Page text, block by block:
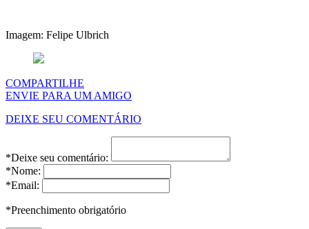
Imagem: Felipe Ulbrich
COMPARTILHE
ENVIE PARA UM AMIGO
DEIXE SEU COMENTÁRIO
*Deixe seu comentário:
*Nome:
*Email:
*Preenchimento obrigatório